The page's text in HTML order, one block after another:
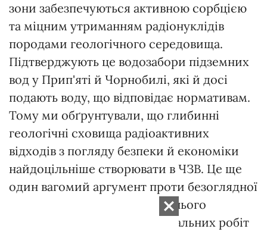
зони забезпечуються активною сорбцією
та міцним утриманням радіонуклідів
породами геологічного середовища.
Підтверджують це водозабори підземних
вод у Прип'яті й Чорнобилі, які й досі
подають воду, що відповідає нормативам.
Тому ми обґрунтували, що глибинні
геологічні сховища радіоактивних
відходів з погляду безпеки й економіки
найдоцільніше створювати в ЧЗВ. Це ще
один вагомий аргумент проти безоглядної
зміни меж зони без попереднього
проведення геологорозвідувальних робіт